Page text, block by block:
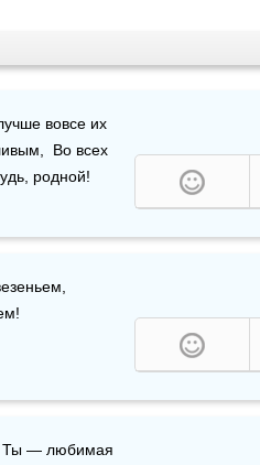
вовсе их
Во всех
родной!
Ты — любимая